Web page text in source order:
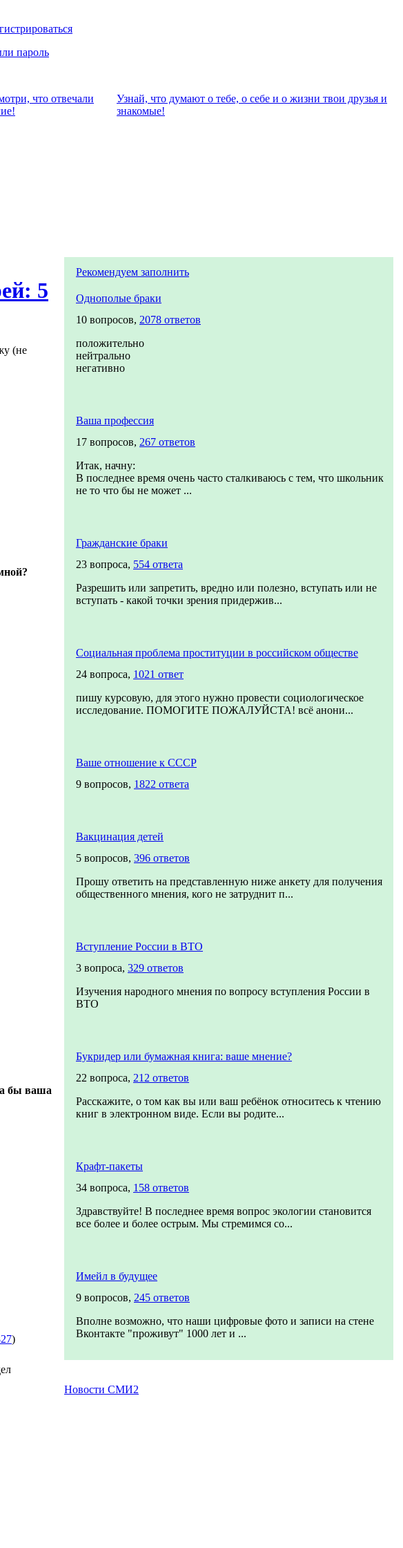
пароль
что отвeчали
Узнай, что думают о тебе, о себе и о жизни твои друзья и
знакомые!
5
(не
бы ваша
)
Рекомендуем заполнить
Однополые браки
10 вопросов, 2078 ответов
положительно
нейтрально
негативно
Ваша профессия
17 вопросов, 267 ответов
Итак, начну:
В последнее время очень часто сталкиваюсь с тем, что школьник
не то что бы не может ...
Гражданские браки
23 вопроса, 554 ответа
Разрешить или запретить, вредно или полезно, вступать или не
вступать - какой точки зрения придержив...
Социальная проблема проституции в российском обществе
24 вопроса, 1021 ответ
пишу курсовую, для этого нужно провести социологическое
исследование. ПОМОГИТЕ ПОЖАЛУЙСТА! всё анони...
Ваше отношение к СССР
9 вопросов, 1822 ответа
Вакцинация детей
5 вопросов, 396 ответов
Прошу ответить на представленную ниже анкету для получения
общественного мнения, кого не затруднит п...
Вступление России в ВТО
3 вопроса, 329 ответов
Изучения народного мнения по вопросу вступления России в
ВТО
Букридер или бумажная книга: ваше мнение?
22 вопроса, 212 ответов
Расскажите, о том как вы или ваш ребёнок относитесь к чтению
книг в электронном виде. Если вы родите...
Крафт-пакеты
34 вопроса, 158 ответов
Здравствуйте! В последнее время вопрос экологии становится
все более и более острым. Мы стремимся со...
Имейл в будущее
9 вопросов, 245 ответов
Вполне возможно, что наши цифровые фото и записи на стене
Вконтакте "проживут" 1000 лет и ...
Новости СМИ2